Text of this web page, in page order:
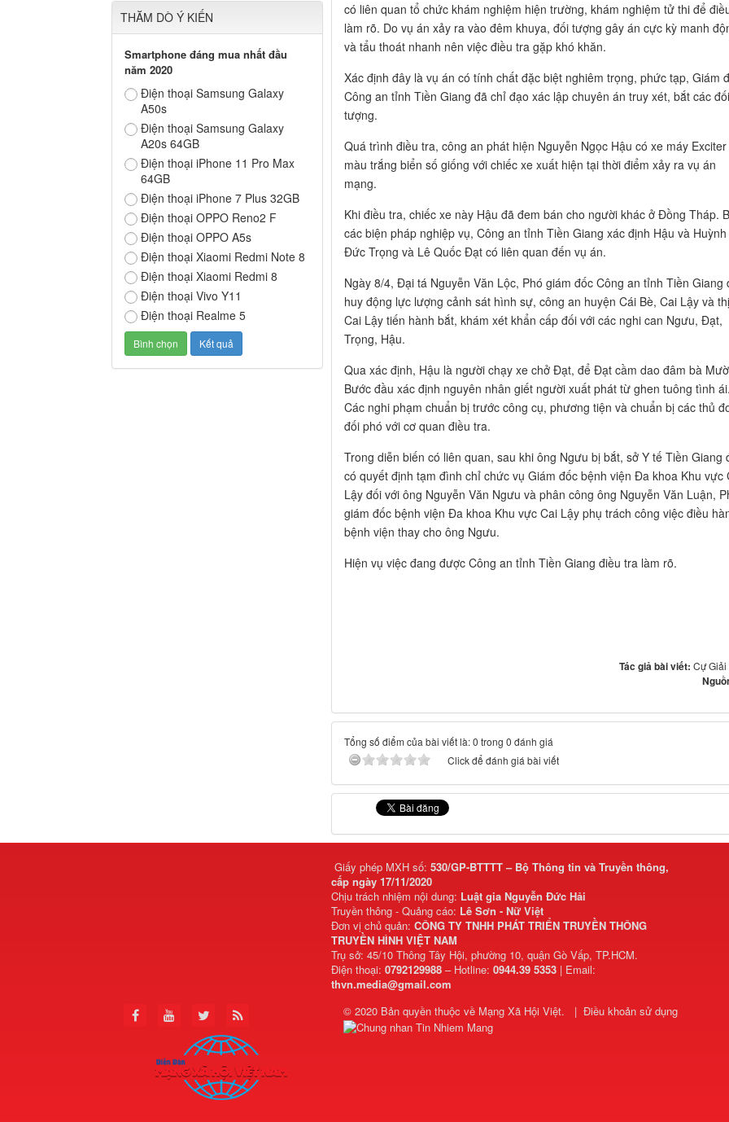
có liên quan tổ chức khám nghiệm hiện trường, khám nghiệm tử thi để
làm rõ. Do vụ án xảy ra vào đêm khuya, đối tượng gây án cực kỳ manh
và tẩu thoát nhanh nên việc điều tra gặp khó khăn.
Xác định đây là vụ án có tính chất đặc biệt nghiêm trọng, phức tạp, Giám
Công an tỉnh Tiền Giang đã chỉ đạo xác lập chuyên án truy xét, bắt các đối
tượng.
Quá trình điều tra, công an phát hiện Nguyễn Ngọc Hậu có xe máy Exciter
màu trắng biển số giống với chiếc xe xuất hiện tại thời điểm xảy ra vụ án
mạng.
Khi điều tra, chiếc xe này Hậu đã đem bán cho người khác ở Đồng Tháp.
các biện pháp nghiệp vụ, Công an tỉnh Tiền Giang xác định Hậu và Huỳnh
Đức Trọng và Lê Quốc Đạt có liên quan đến vụ án.
Ngày 8/4, Đại tá Nguyễn Văn Lộc, Phó giám đốc Công an tỉnh Tiền Giang
huy động lực lượng cảnh sát hình sự, công an huyện Cái Bè, Cai Lậy và
Cai Lậy tiến hành bắt, khám xét khẩn cấp đối với các nghi can Ngưu, Đạt,
Trọng, Hậu.
Qua xác định, Hậu là người chạy xe chở Đạt, để Đạt cầm dao đâm bà
Bước đầu xác định nguyên nhân giết người xuất phát từ ghen tuông tình
Các nghi phạm chuẩn bị trước công cụ, phương tiện và chuẩn bị các thủ
đối phó với cơ quan điều tra.
Trong diễn biến có liên quan, sau khi ông Ngưu bị bắt, sở Y tế Tiền Giang
có quyết định tạm đình chỉ chức vụ Giám đốc bệnh viện Đa khoa Khu vực
Lậy đối với ông Nguyễn Văn Ngưu và phân công ông Nguyễn Văn Luận,
giám đốc bệnh viện Đa khoa Khu vực Cai Lậy phụ trách công việc điều
bệnh viện thay cho ông Ngưu.
Hiện vụ việc đang được Công an tỉnh Tiền Giang điều tra làm rõ.
Tác giả bài viết: Cự Giải
Tổng số điểm của bài viết là: 0 trong 0 đánh giá
Click để đánh giá bài viết
THĂM DÒ Ý KIẾN
Smartphone đáng mua nhất đầu
năm 2020
Điện thoại Samsung Galaxy
A50s
Điện thoại Samsung Galaxy
A20s 64GB
Điện thoại iPhone 11 Pro Max
64GB
Điện thoại iPhone 7 Plus 32GB
Điện thoại OPPO Reno2 F
Điện thoại OPPO A5s
Điện thoại Xiaomi Redmi Note 8
Điện thoại Xiaomi Redmi 8
Điện thoại Vivo Y11
Điện thoại Realme 5
Giấy phép MXH số: 530/GP-BTTTT – Bộ Thông tin và Truyền thông,
cấp ngày 17/11/2020
Chịu trách nhiệm nội dung: Luật gia Nguyễn Đức Hải
Truyền thông - Quảng cáo: Lê Sơn - Nữ Việt
Đơn vị chủ quản: CÔNG TY TNHH PHÁT TRIỂN TRUYỀN THÔNG
TRUYỀN HÌNH VIỆT NAM
Trụ sở: 45/10 Thông Tây Hội, phường 10, quận Gò Vấp, TP.HCM.
Điện thoại: 0792129988 – Hotline: 0944.39 5353 | Email:
thvn.media@gmail.com
© 2020 Bản quyền thuộc về Mạng Xã Hội Việt. | Điều khoản sử dụng